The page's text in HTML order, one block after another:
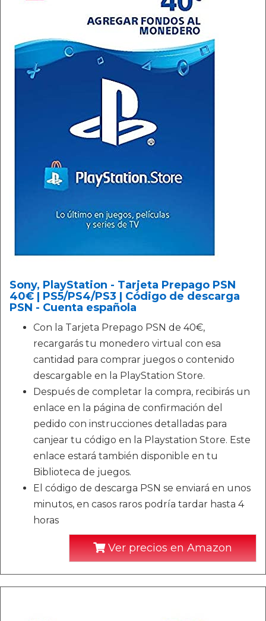
Sony, PlayStation - Tarjeta Prepago PSN
40€ | PS5/PS4/PS3 | Código de descarga
PSN - Cuenta española
Con la Tarjeta Prepago PSN de 40€,
recargarás tu monedero virtual con esa
cantidad para comprar juegos o contenido
descargable en la PlayStation Store.
Después de completar la compra, recibirás un
enlace en la página de confirmación del
pedido con instrucciones detalladas para
canjear tu código en la Playstation Store. Este
enlace estará también disponible en tu
Biblioteca de juegos.
El código de descarga PSN se enviará en unos
minutos, en casos raros podría tardar hasta 4
horas
Ver precios en Amazon